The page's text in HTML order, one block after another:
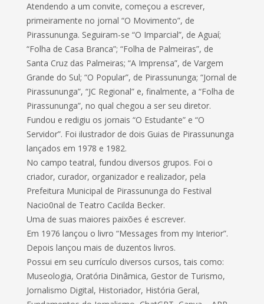
Atendendo a um convite, começou a escrever,
primeiramente no jornal “O Movimento”, de
Pirassununga. Seguiram-se “O Imparcial”, de Aguaí;
“Folha de Casa Branca”; “Folha de Palmeiras”, de
Santa Cruz das Palmeiras; “A Imprensa”, de Vargem
Grande do Sul; “O Popular”, de Pirassununga; “Jornal de
Pirassununga”, “JC Regional” e, finalmente, a “Folha de
Pirassununga”, no qual chegou a ser seu diretor.
Fundou e redigiu os jornais “O Estudante” e “O
Servidor”. Foi ilustrador de dois Guias de Pirassununga
lançados em 1978 e 1982.
No campo teatral, fundou diversos grupos. Foi o
criador, curador, organizador e realizador, pela
Prefeitura Municipal de Pirassununga do Festival
Nacio0nal de Teatro Cacilda Becker.
Uma de suas maiores paixões é escrever.
Em 1976 lançou o livro “Messages from my Interior”.
Depois lançou mais de duzentos livros.
Possui em seu currículo diversos cursos, tais como:
Museologia, Oratória Dinâmica, Gestor de Turismo,
Jornalismo Digital, Historiador, História Geral,